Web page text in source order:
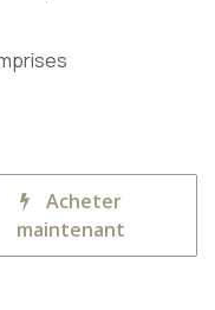
Acheter
maintenant